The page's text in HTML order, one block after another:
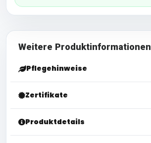
Weitere Produktinformationen
Pflegehinweise
Zertifikate
Produktdetails